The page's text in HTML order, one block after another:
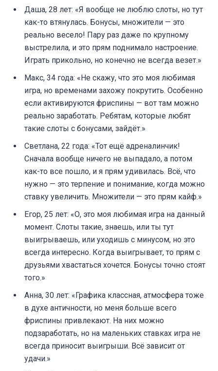
Даша, 28 лет: «Я вообще не люблю слоты, но тут
как-то втянулась. Бонусы, множители — это
реально весело! Пару раз даже по крупному
выстрелила, и это прям поднимало настроение.
Играть прикольно, но конечно не всегда везет.»
Макс, 34 года: «Не скажу, что это моя любимая
игра, но временами захожу покрутить. Особенно
если активируются фриспины — вот там можно
реально заработать. Ребятам, которые любят
такие слоты с бонусами, зайдёт.»
Светлана, 22 года: «Тот ещё адреналинчик!
Сначала вообще ничего не выпадало, а потом
как-то все пошло, и я прям удивилась. Всё, что
нужно — это терпение и понимание, когда можно
ставку увеличить. Множители — это прям кайф.»
Егор, 25 лет: «О, это моя любимая игра на данный
момент. Слоты такие, знаешь, или ты тут
выигрываешь, или уходишь с минусом, но это
всегда интересно. Когда выигрывает, то прям с
друзьями хвастаться хочется. Бонусы точно стоят
того.»
Анна, 30 лет: «Графика классная, атмосфера тоже
в духе античности, но меня больше всего
фриспины привлекают. На них можно
подзаработать, но на маленьких ставках игра не
всегда приносит выигрыши. Всё зависит от
удачи.»